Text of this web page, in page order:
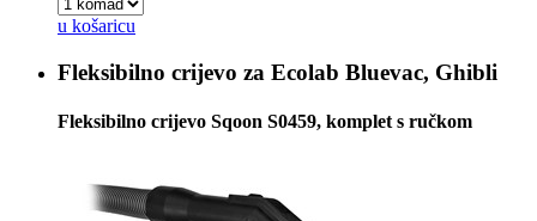
u košaricu
Fleksibilno crijevo za Ecolab Bluevac, Ghibli
Fleksibilno crijevo Sqoon S0459, komplet s ručkom